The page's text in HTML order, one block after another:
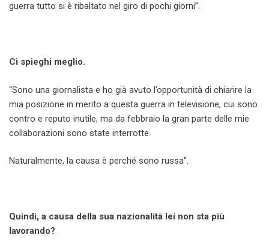
guerra tutto si è ribaltato nel giro di pochi giorni”.
Ci spieghi meglio.
“Sono una giornalista e ho già avuto l’opportunità di chiarire la
mia posizione in merito a questa guerra in televisione, cui sono
contro e reputo inutile, ma da febbraio la gran parte delle mie
collaborazioni sono state interrotte.
Naturalmente, la causa è perché sono russa”.
Quindi, a causa della sua nazionalità lei non sta più
lavorando?